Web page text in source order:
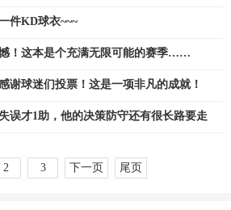
件KD球衣~~~
！这本是个充满无限可能的赛季……
谢球迷们投票！这是一项非凡的成就！
误才1助，他的决策防守还有很长路要走
2 3 下一页 尾页